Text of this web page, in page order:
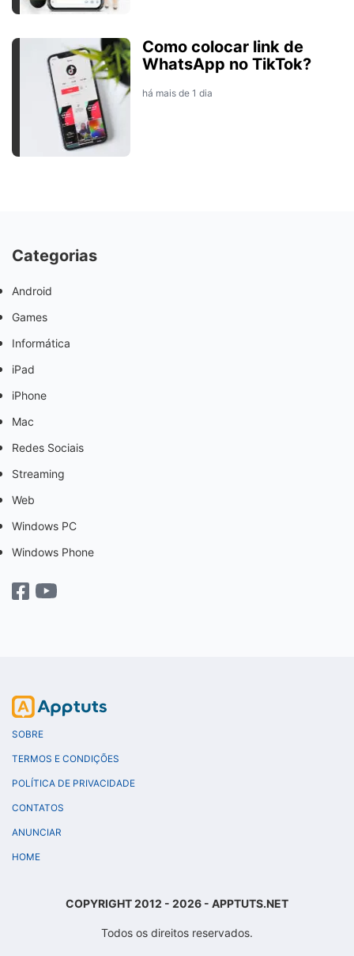
Como colocar link de
WhatsApp no TikTok?
há mais de 1 dia
Categorias
Android
Games
Informática
iPad
iPhone
Mac
Redes Sociais
Streaming
Web
Windows PC
Windows Phone
SOBRE
TERMOS E CONDIÇÕES
POLÍTICA DE PRIVACIDADE
CONTATOS
ANUNCIAR
HOME
COPYRIGHT 2012 - 2026 - APPTUTS.NET
Todos os direitos reservados.